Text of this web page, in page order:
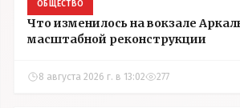
ОБЩЕСТВО
Что изменилось на вокзале
масштабной реконструкции
8 августа 2026 г. в 13:02 277